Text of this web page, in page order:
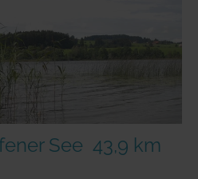
See 43,9 km